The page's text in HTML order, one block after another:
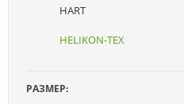
HART
HELIKON-TEX
РАЗМЕР: